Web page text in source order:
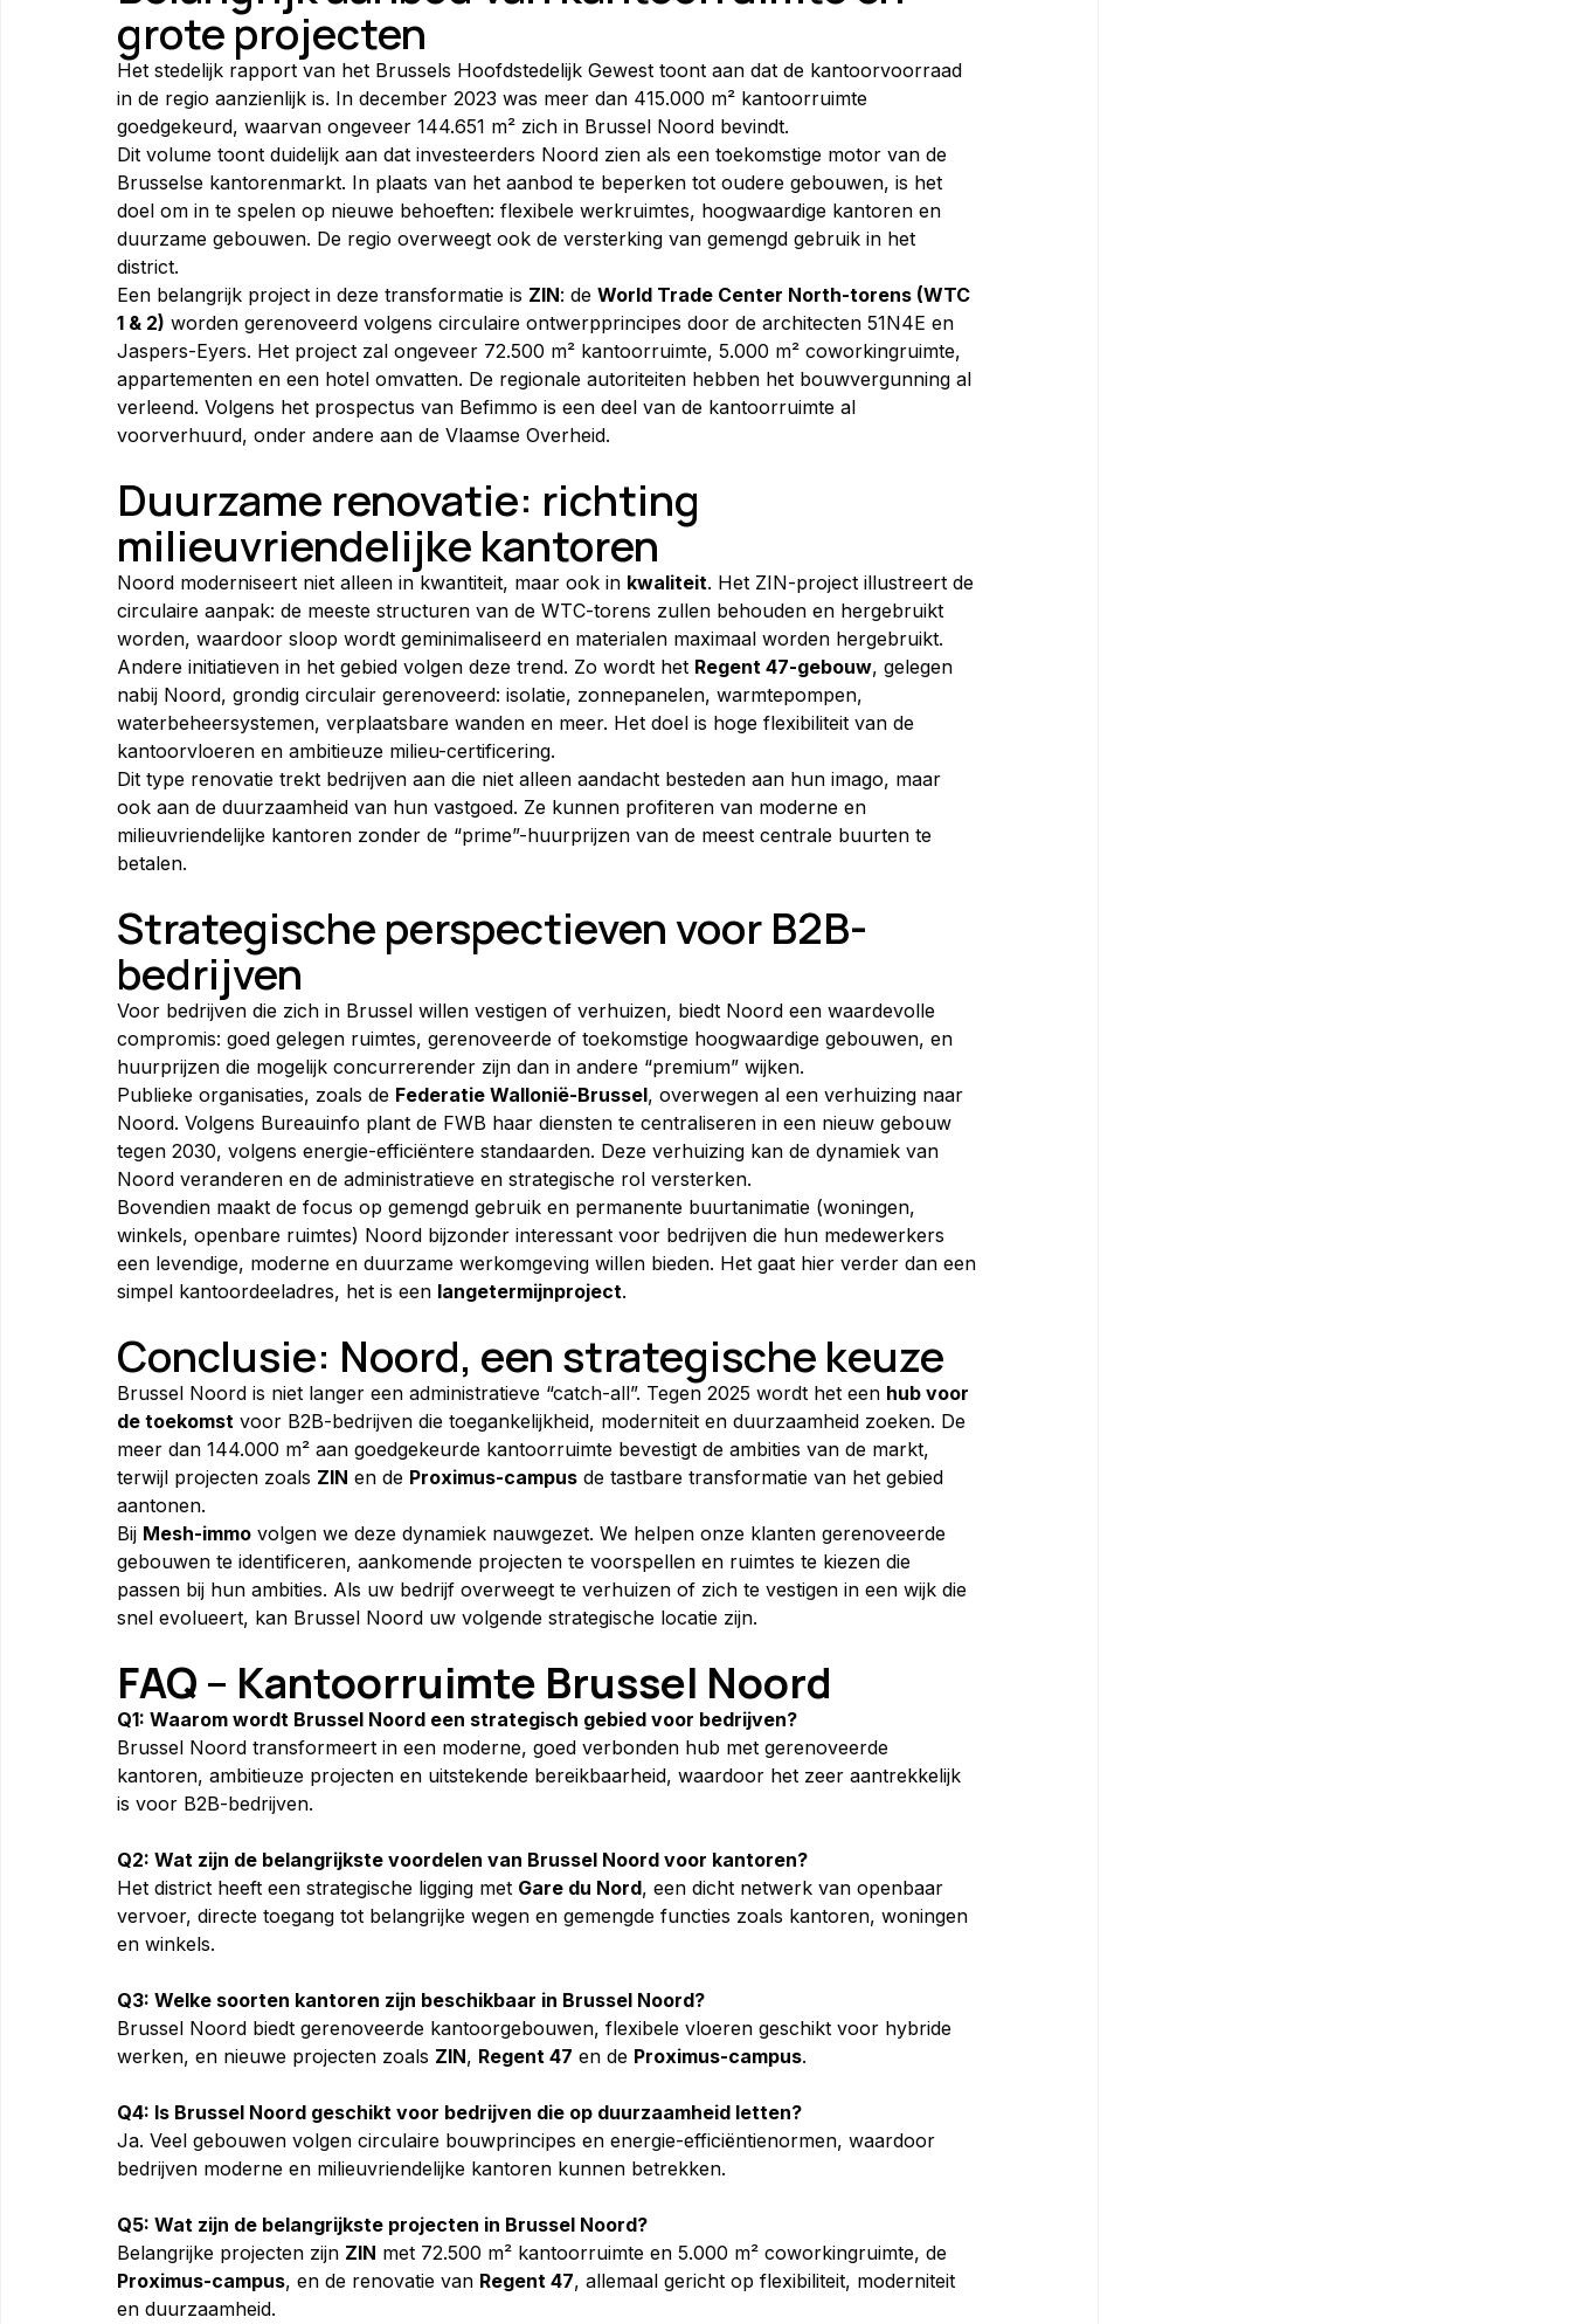
grote projecten
Het stedelijk rapport van het Brussels Hoofdstedelijk Gewest toont aan dat de kantoorvoorraad
in de regio aanzienlijk is. In december 2023 was meer dan 415.000 m² kantoorruimte
goedgekeurd, waarvan ongeveer 144.651 m² zich in Brussel Noord bevindt.
Dit volume toont duidelijk aan dat investeerders Noord zien als een toekomstige motor van de
Brusselse kantorenmarkt. In plaats van het aanbod te beperken tot oudere gebouwen, is het
doel om in te spelen op nieuwe behoeften: flexibele werkruimtes, hoogwaardige kantoren en
duurzame gebouwen. De regio overweegt ook de versterking van gemengd gebruik in het
district.
Een belangrijk project in deze transformatie is ZIN: de World Trade Center North-torens (WTC
1 & 2) worden gerenoveerd volgens circulaire ontwerpprincipes door de architecten 51N4E en
Jaspers-Eyers. Het project zal ongeveer 72.500 m² kantoorruimte, 5.000 m² coworkingruimte,
appartementen en een hotel omvatten. De regionale autoriteiten hebben het bouwvergunning al
verleend. Volgens het prospectus van Befimmo is een deel van de kantoorruimte al
voorverhuurd, onder andere aan de Vlaamse Overheid.
Duurzame renovatie: richting
milieuvriendelijke kantoren
Noord moderniseert niet alleen in kwantiteit, maar ook in kwaliteit. Het ZIN-project illustreert de
circulaire aanpak: de meeste structuren van de WTC-torens zullen behouden en hergebruikt
worden, waardoor sloop wordt geminimaliseerd en materialen maximaal worden hergebruikt.
Andere initiatieven in het gebied volgen deze trend. Zo wordt het Regent 47-gebouw, gelegen
nabij Noord, grondig circulair gerenoveerd: isolatie, zonnepanelen, warmtepompen,
waterbeheersystemen, verplaatsbare wanden en meer. Het doel is hoge flexibiliteit van de
kantoorvloeren en ambitieuze milieu-certificering.
Dit type renovatie trekt bedrijven aan die niet alleen aandacht besteden aan hun imago, maar
ook aan de duurzaamheid van hun vastgoed. Ze kunnen profiteren van moderne en
milieuvriendelijke kantoren zonder de “prime”-huurprijzen van de meest centrale buurten te
betalen.
Strategische perspectieven voor B2B-
bedrijven
Voor bedrijven die zich in Brussel willen vestigen of verhuizen, biedt Noord een waardevolle
compromis: goed gelegen ruimtes, gerenoveerde of toekomstige hoogwaardige gebouwen, en
huurprijzen die mogelijk concurrerender zijn dan in andere “premium” wijken.
Publieke organisaties, zoals de Federatie Wallonië-Brussel, overwegen al een verhuizing naar
Noord. Volgens Bureauinfo plant de FWB haar diensten te centraliseren in een nieuw gebouw
tegen 2030, volgens energie-efficiëntere standaarden. Deze verhuizing kan de dynamiek van
Noord veranderen en de administratieve en strategische rol versterken.
Bovendien maakt de focus op gemengd gebruik en permanente buurtanimatie (woningen,
winkels, openbare ruimtes) Noord bijzonder interessant voor bedrijven die hun medewerkers
een levendige, moderne en duurzame werkomgeving willen bieden. Het gaat hier verder dan een
simpel kantoordeeladres, het is een langetermijnproject.
Conclusie: Noord, een strategische keuze
Brussel Noord is niet langer een administratieve “catch-all”. Tegen 2025 wordt het een hub voor
de toekomst voor B2B-bedrijven die toegankelijkheid, moderniteit en duurzaamheid zoeken. De
meer dan 144.000 m² aan goedgekeurde kantoorruimte bevestigt de ambities van de markt,
terwijl projecten zoals ZIN en de Proximus-campus de tastbare transformatie van het gebied
aantonen.
Bij Mesh-immo volgen we deze dynamiek nauwgezet. We helpen onze klanten gerenoveerde
gebouwen te identificeren, aankomende projecten te voorspellen en ruimtes te kiezen die
passen bij hun ambities. Als uw bedrijf overweegt te verhuizen of zich te vestigen in een wijk die
snel evolueert, kan Brussel Noord uw volgende strategische locatie zijn.
FAQ – Kantoorruimte Brussel Noord
Q1: Waarom wordt Brussel Noord een strategisch gebied voor bedrijven?
Brussel Noord transformeert in een moderne, goed verbonden hub met gerenoveerde
kantoren, ambitieuze projecten en uitstekende bereikbaarheid, waardoor het zeer aantrekkelijk
is voor B2B-bedrijven.
Q2: Wat zijn de belangrijkste voordelen van Brussel Noord voor kantoren?
Het district heeft een strategische ligging met Gare du Nord, een dicht netwerk van openbaar
vervoer, directe toegang tot belangrijke wegen en gemengde functies zoals kantoren, woningen
en winkels.
Q3: Welke soorten kantoren zijn beschikbaar in Brussel Noord?
Brussel Noord biedt gerenoveerde kantoorgebouwen, flexibele vloeren geschikt voor hybride
werken, en nieuwe projecten zoals ZIN, Regent 47 en de Proximus-campus.
Q4: Is Brussel Noord geschikt voor bedrijven die op duurzaamheid letten?
Ja. Veel gebouwen volgen circulaire bouwprincipes en energie-efficiëntienormen, waardoor
bedrijven moderne en milieuvriendelijke kantoren kunnen betrekken.
Q5: Wat zijn de belangrijkste projecten in Brussel Noord?
Belangrijke projecten zijn ZIN met 72.500 m² kantoorruimte en 5.000 m² coworkingruimte, de
Proximus-campus, en de renovatie van Regent 47, allemaal gericht op flexibiliteit, moderniteit
en duurzaamheid.